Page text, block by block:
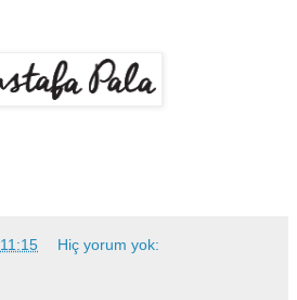
11:15 Hiç yorum yok: